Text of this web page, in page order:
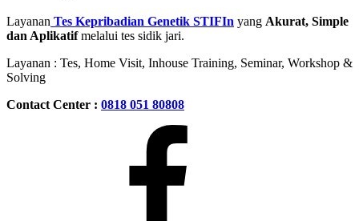
Layanan Tes Kepribadian Genetik STIFIn yang Akurat, Simple
dan Aplikatifmelalui tes sidik jari.
Layanan : Tes, Home Visit, Inhouse Training, Seminar, Workshop &
Solving
Contact Center : 0818 051 80808